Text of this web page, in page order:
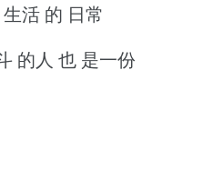
活 的 日常
的人 也 是一份